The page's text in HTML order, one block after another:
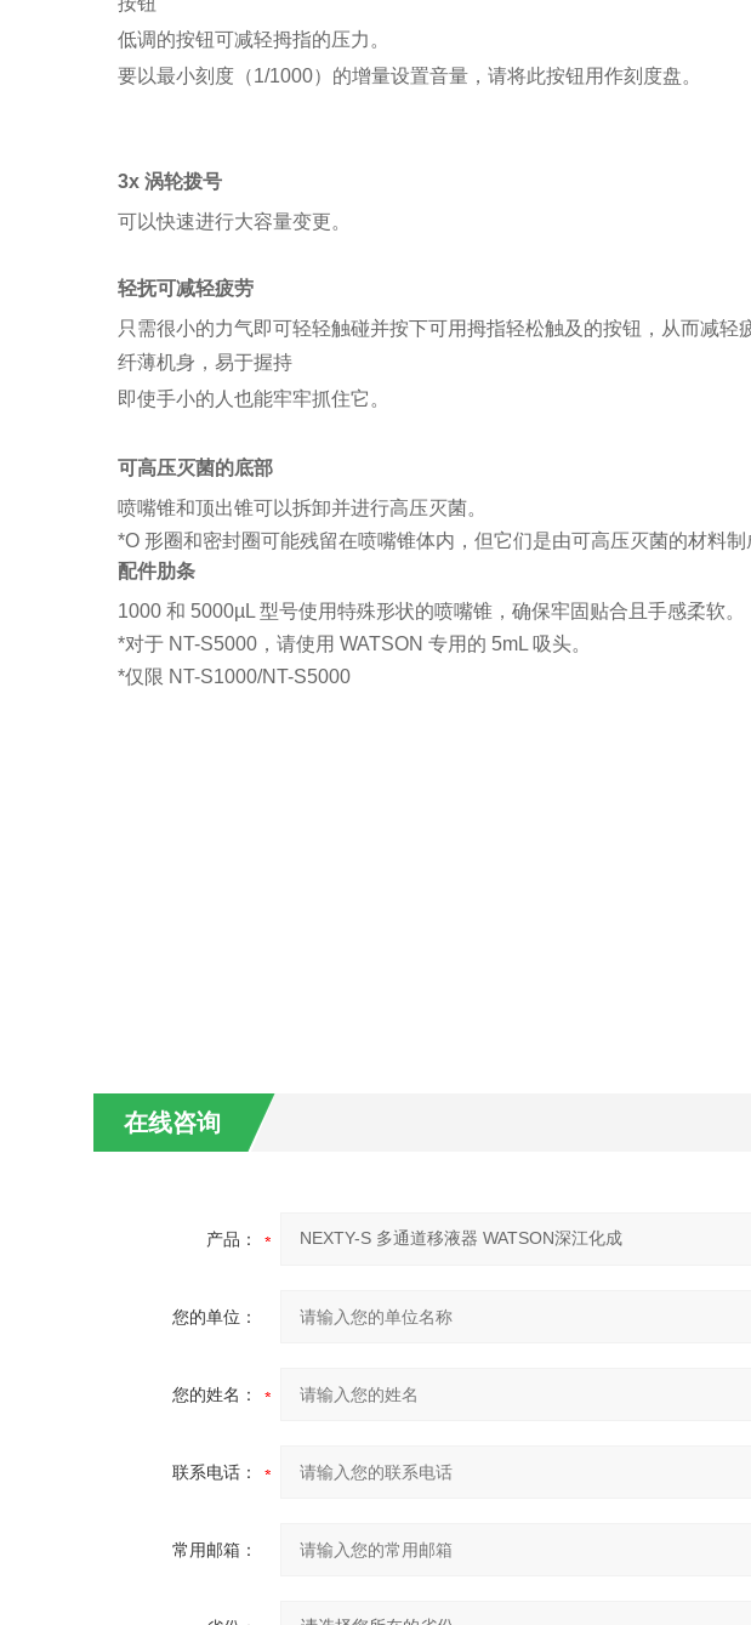
低调的按钮可减轻拇指的压力。
要以最小刻度（1/1000）的增量设置音量，请将此按钮用作刻度盘。
3x 涡轮拨号
可以快速进行大容量变更。
轻抚可减轻疲劳
只需很小的力气即可轻轻触碰并按下可用拇指轻松触及的按钮，从而减轻
纤薄机身，易于握持
即使手小的人也能牢牢抓住它。
可高压灭菌的底部
喷嘴锥和顶出锥可以拆卸并进行高压灭菌。
*O 形圈和密封圈可能残留在喷嘴锥体内，但它们是由可高压灭菌的材料
配件肋条
1000 和 5000µL 型号使用特殊形状的喷嘴锥，确保牢固贴合且手感柔软。
*对于 NT-S5000，请使用 WATSON 专用的 5mL 吸头。
*仅限 NT-S1000/NT-S5000
在线咨询
产品：
您的单位：
您的姓名：
联系电话：
常用邮箱：